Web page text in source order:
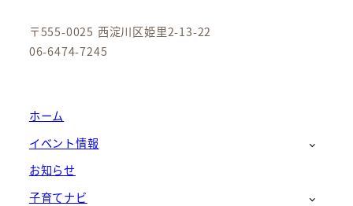
〒555-0025 西淀川区姫里2-13-22
06-6474-7245
ホーム
イベント情報
お知らせ
子育てナビ